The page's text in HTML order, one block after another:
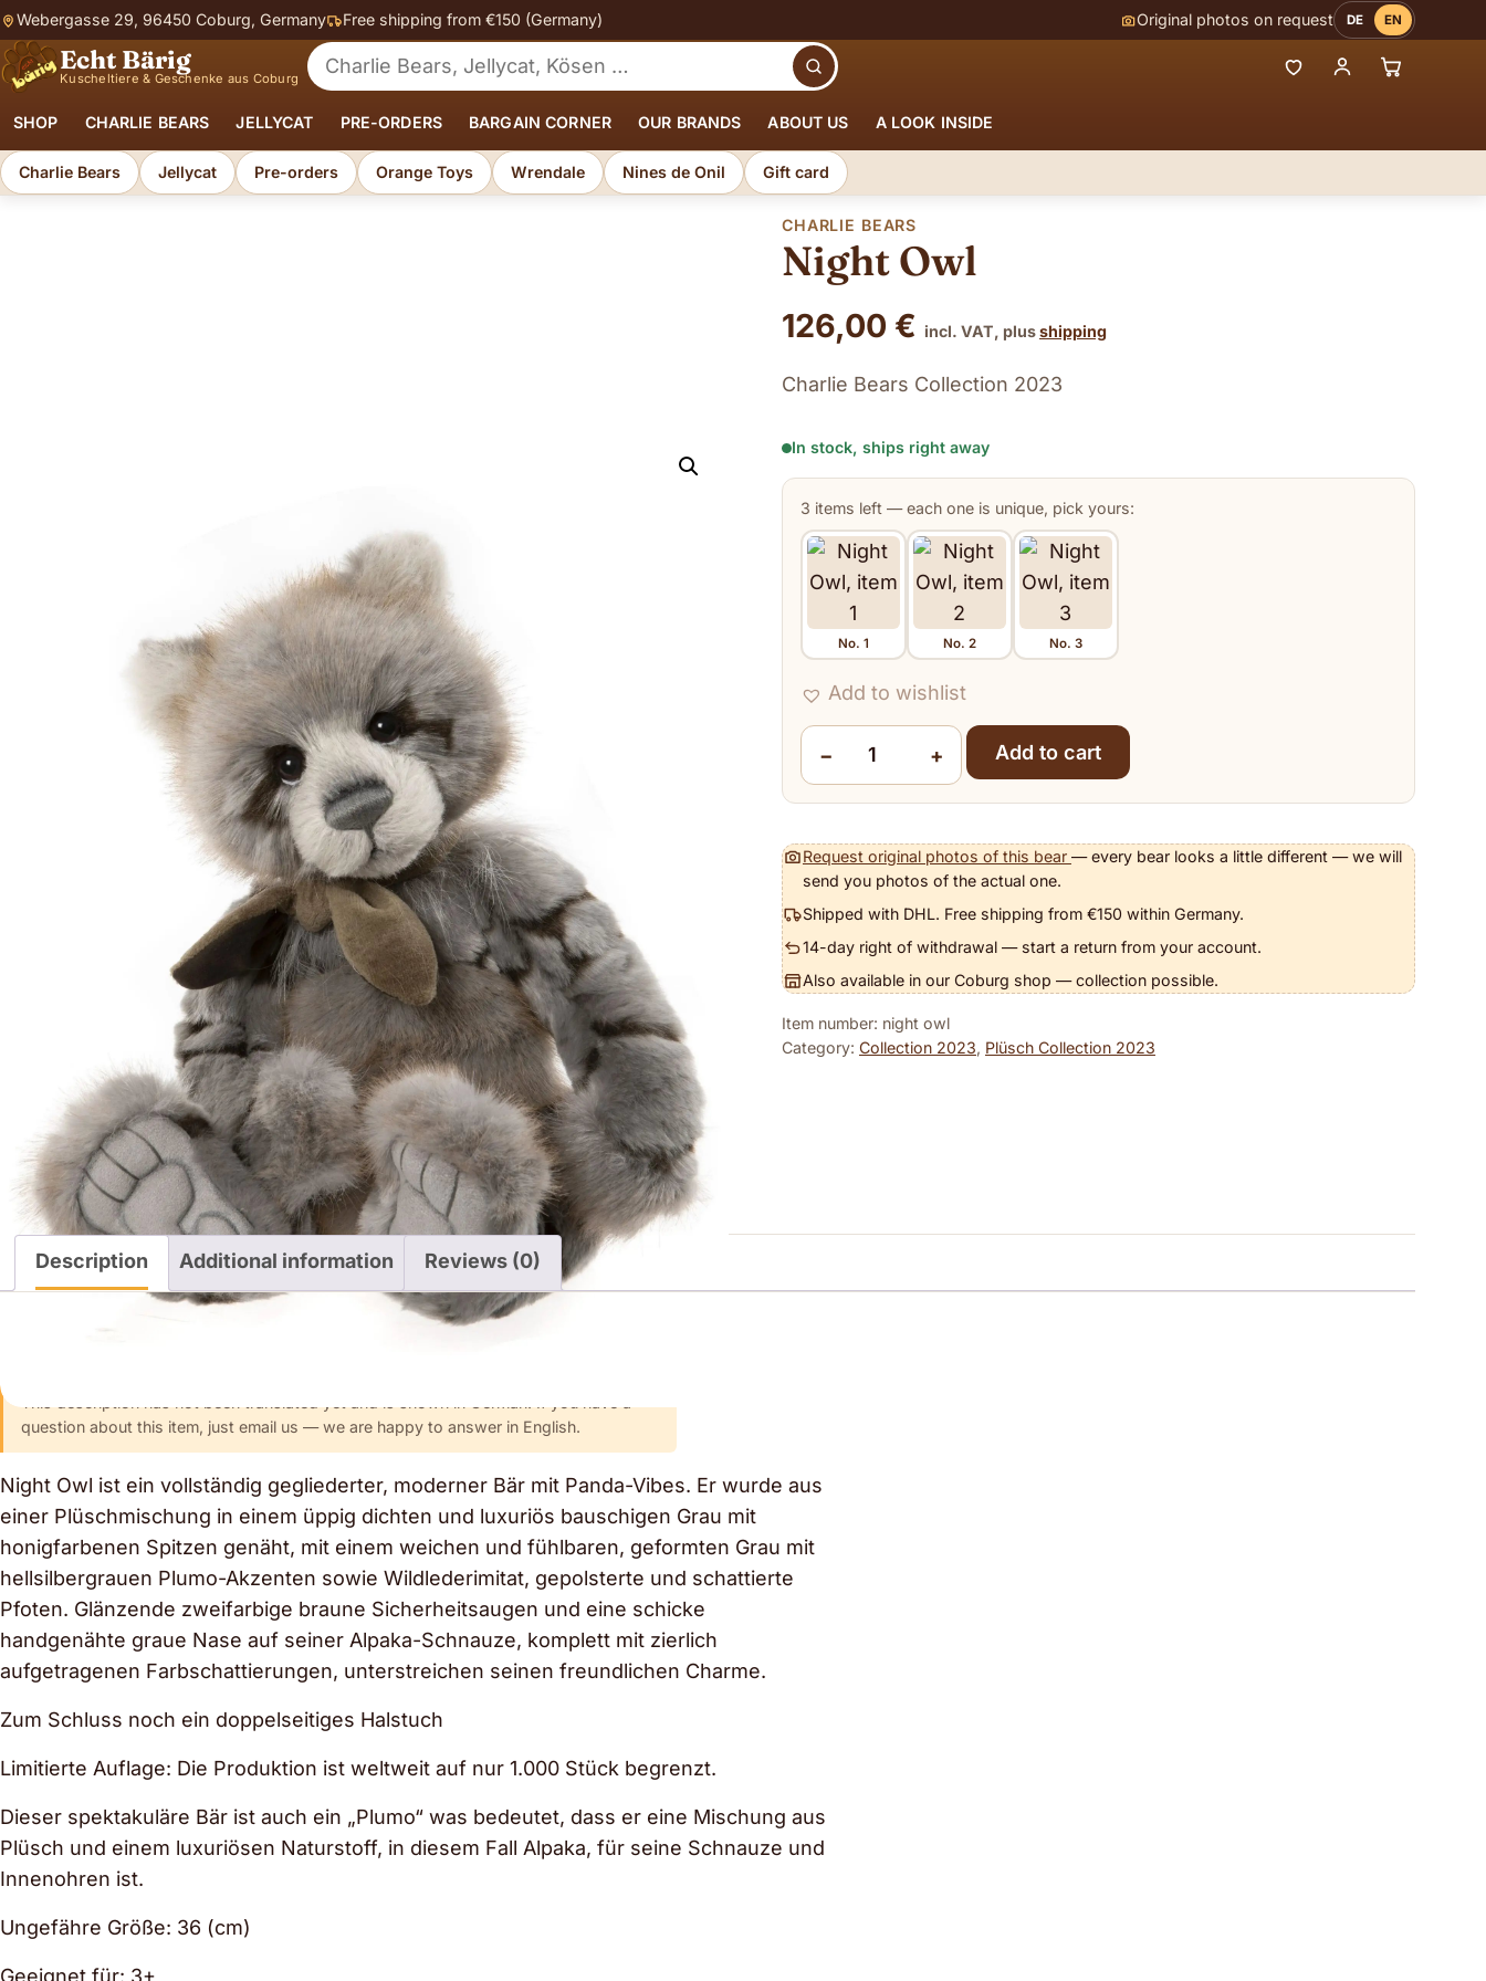
Webergasse 29, 96450 Coburg, Germany Free shipping from €150 (Germany) Original photos on request DE EN
Echt Bärig
Kuscheltiere & Geschenke aus Coburg Search for soft toys Search
SHOP CHARLIE BEARS JELLYCAT PRE-ORDERS BARGAIN CORNER OUR BRANDS ABOUT US A LOOK INSIDE
Charlie Bears Jellycat Pre-orders Orange Toys Wrendale Nines de Onil Gift card
CHARLIE BEARS
Night Owl
126,00 € incl. VAT, plusshipping
Charlie Bears Collection 2023
In stock, ships right away
3 items left — each one is unique, pick yours:
No. 1 No. 2 No. 3
Item
Add to wishlist
−
Night Owl quantity+ Add to cart
Request original photos of this bear — every bear looks a little different — we will
send you photos of the actual one.
Shipped with DHL. Free shipping from €150 within Germany.
14-day right of withdrawal — start a return from your account.
Also available in our Coburg shop — collection possible.
Item number: night owl
Category: Collection 2023, Plüsch Collection 2023
Description Additional information Reviews (0)
question about this item, just email us — we are happy to answer in English.
Night Owl ist ein vollständig gegliederter, moderner Bär mit Panda-Vibes. Er wurde aus
einer Plüschmischung in einem üppig dichten und luxuriös bauschigen Grau mit
honigfarbenen Spitzen genäht, mit einem weichen und fühlbaren, geformten Grau mit
hellsilbergrauen Plumo-Akzenten sowie Wildlederimitat, gepolsterte und schattierte
Pfoten. Glänzende zweifarbige braune Sicherheitsaugen und eine schicke
handgenähte graue Nase auf seiner Alpaka-Schnauze, komplett mit zierlich
aufgetragenen Farbschattierungen, unterstreichen seinen freundlichen Charme.
Zum Schluss noch ein doppelseitiges Halstuch
Limitierte Auflage: Die Produktion ist weltweit auf nur 1.000 Stück begrenzt.
Dieser spektakuläre Bär ist auch ein „Plumo“ was bedeutet, dass er eine Mischung aus
Plüsch und einem luxuriösen Naturstoff, in diesem Fall Alpaka, für seine Schnauze und
Innenohren ist.
Ungefähre Größe: 36 (cm)
Geeignet für: 3+